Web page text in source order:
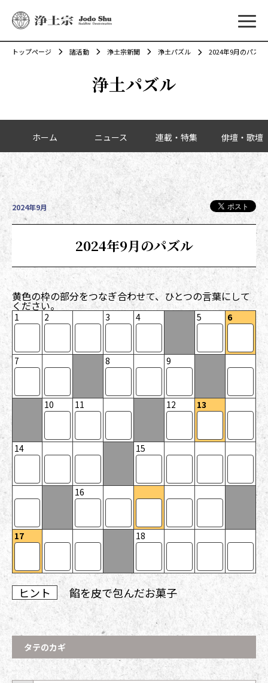
メ
浄土パズル
トップページ 諸活動 浄土宗新聞 浄土パズル 2024年9月のパズル
カテゴリーナビゲーション
ホーム ニュース 連載・特集 俳壇・歌壇
2024年9月のパズル
投稿日時
2024年9月
黄色の枠の部分をつなぎ合わせて、ひとつの言葉にして
ください。
1 2 3 4 5 6
7 8 9
10 11 12 13
14 15
16
17 18
ヒント 餡を皮で包んだお菓子
タテのカギ